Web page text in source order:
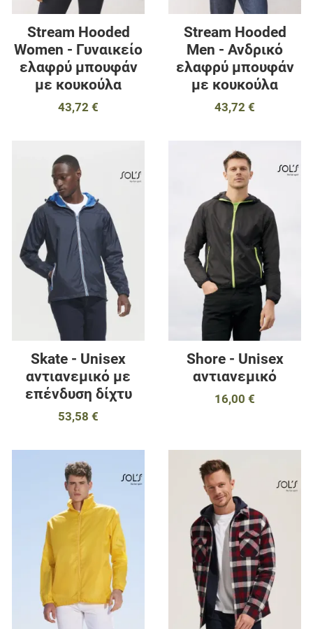
Stream Hooded
Women - Γυναικείο
ελαφρύ μπουφάν
με κουκούλα
43,72 €
Stream Hooded
Men - Ανδρικό
ελαφρύ μπουφάν
με κουκούλα
43,72 €
Προσθήκη στα αγαπημένα
Προσθήκη για σύγκριση
Γρήγορη ματιά
Skate - Unisex
αντιανεμικό με
επένδυση δίχτυ
53,58 €
Shore - Unisex
αντιανεμικό
16,00 €
Προσθήκη στα αγαπημένα
Προσθήκη για σύγκριση
Γρήγορη ματιά